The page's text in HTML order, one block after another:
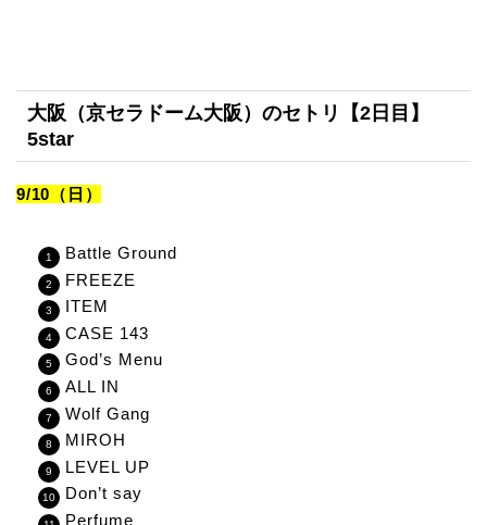
大阪（京セラドーム大阪）のセトリ【2日目】
5star
9/10（日）
Battle Ground
FREEZE
ITEM
CASE 143
God’s Menu
ALL IN
Wolf Gang
MIROH
LEVEL UP
Don’t say
Perfume